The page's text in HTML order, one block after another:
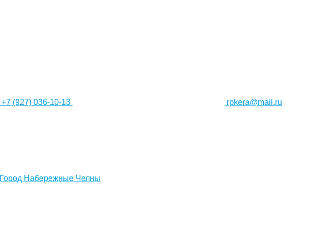
+7 (927) 036-10-13 rpkera@mail.ru
Город Набережные Челны